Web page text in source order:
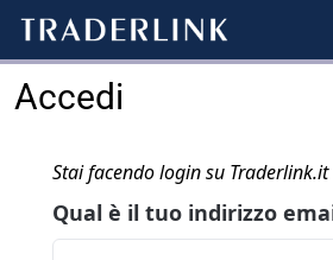
Accedi